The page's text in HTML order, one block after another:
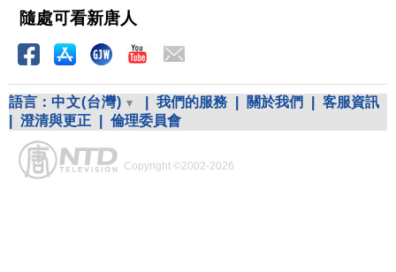
隨處可看新唐人
語言： 中文(台灣) 我們的服務 關於我們
客服資訊
澄清與更正 倫理委員會
Copyright ©2002-2026